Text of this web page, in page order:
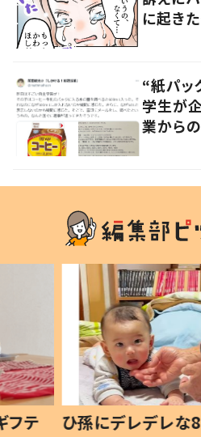
に起き
“紙パッ
学生が
業から
フテ
ひ孫にデレデレな